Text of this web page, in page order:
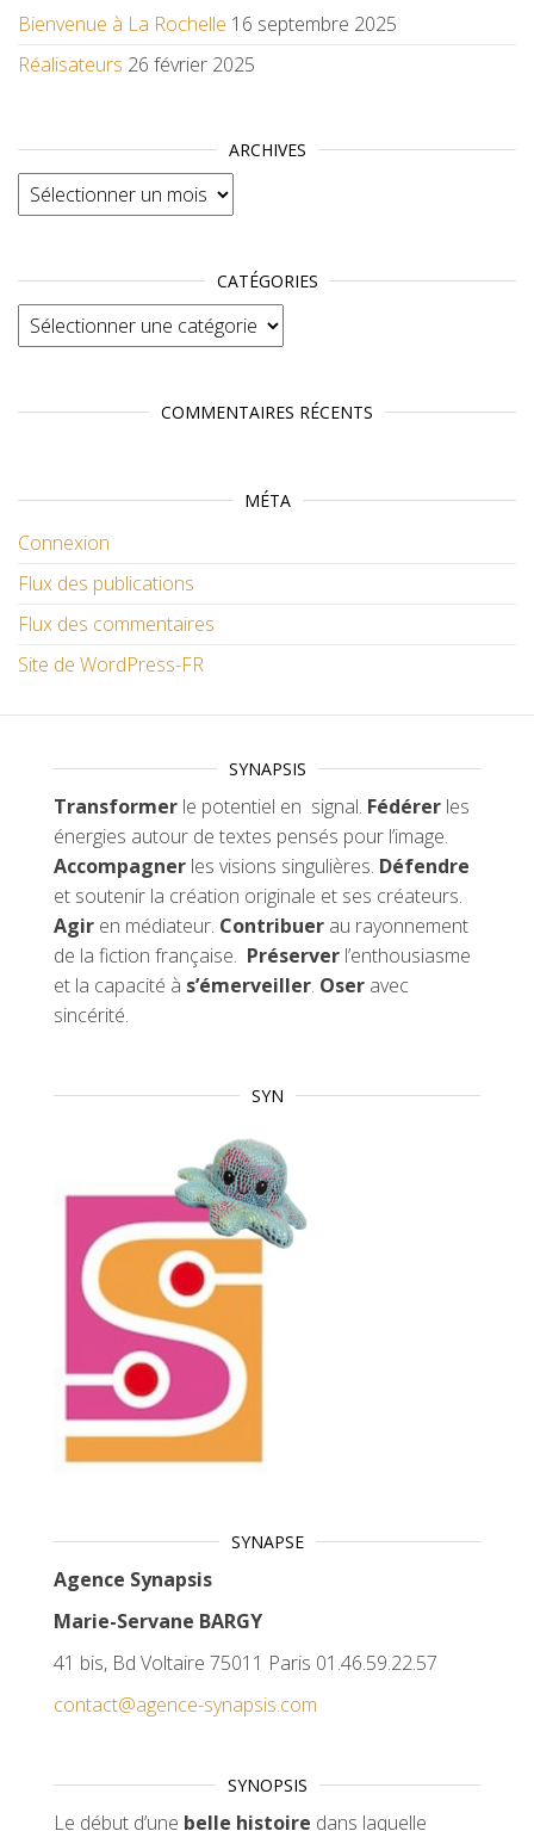
Bienvenue à La Rochelle 16 septembre 2025
Réalisateurs 26 février 2025
ARCHIVES
Archives
CATÉGORIES
Catégories
COMMENTAIRES RÉCENTS
MÉTA
Connexion
Flux des publications
Flux des commentaires
Site de WordPress-FR
SYNAPSIS
Transformer le potentiel en signal. Fédérer les
énergies autour de textes pensés pour l’image.
Accompagner les visions singulières. Défendre
et soutenir la création originale et ses créateurs.
Agir en médiateur. Contribuer au rayonnement
de la fiction française. Préserver l’enthousiasme
et la capacité à s’émerveiller. Oser avec
sincérité.
SYN
SYNAPSE
Agence Synapsis
Marie-Servane BARGY
41 bis, Bd Voltaire 75011 Paris 01.46.59.22.57
contact@agence-synapsis.com
SYNOPSIS
Le début d’une belle histoire dans laquelle